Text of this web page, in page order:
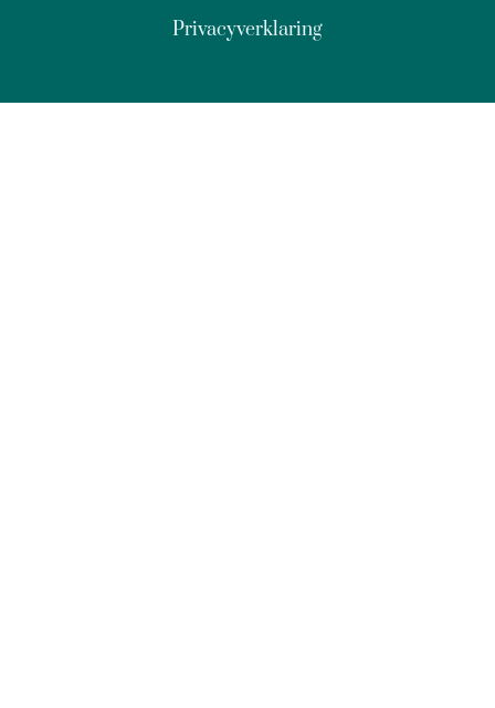
Privacyverklaring